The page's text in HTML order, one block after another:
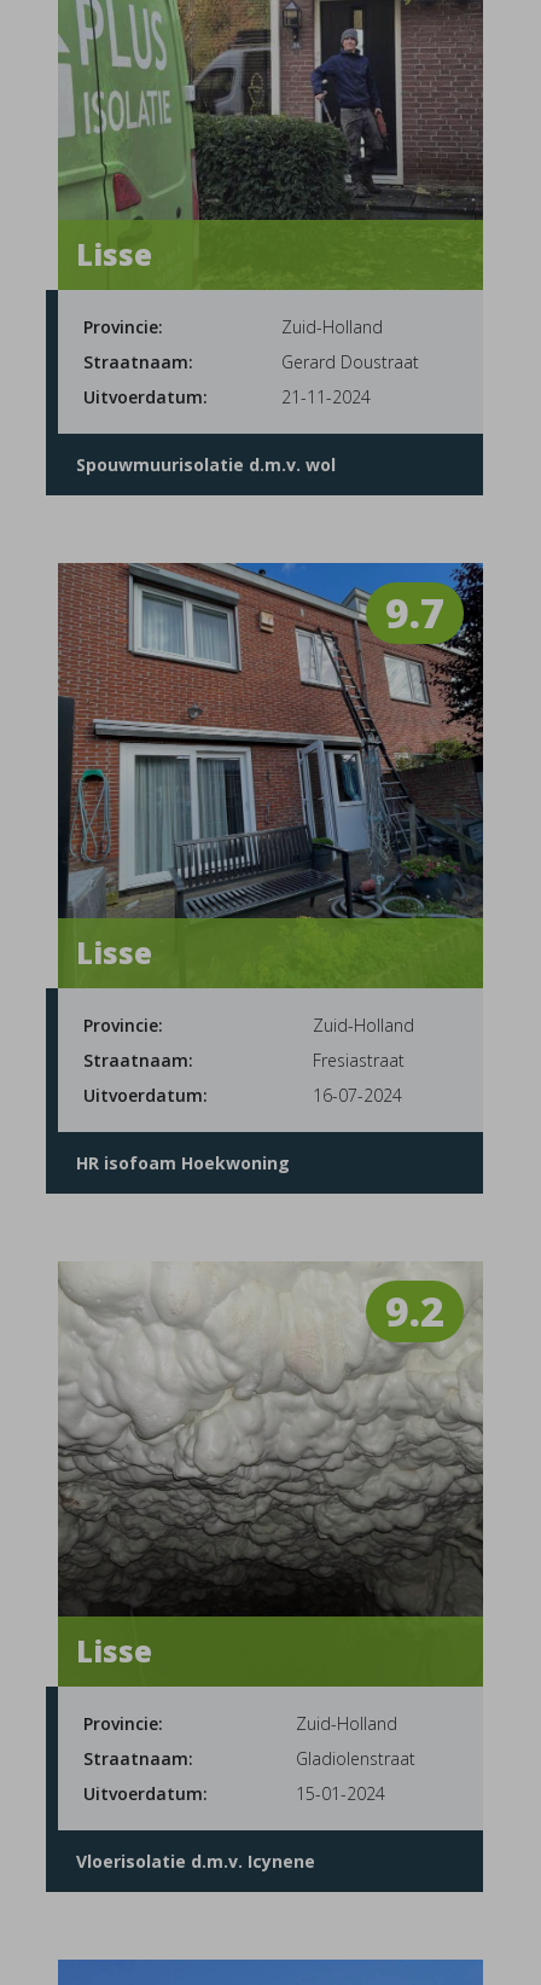
Lisse
Provincie:
Zuid-Holland
Straatnaam:
Gerard Doustraat
Uitvoerdatum:
21-11-2024
Spouwmuurisolatie d.m.v. wol
9.7
Lisse
Provincie:
Zuid-Holland
Straatnaam:
Fresiastraat
Uitvoerdatum:
16-07-2024
HR isofoam Hoekwoning
9.2
Lisse
Provincie:
Zuid-Holland
Straatnaam:
Gladiolenstraat
Uitvoerdatum:
15-01-2024
Vloerisolatie d.m.v. Icynene